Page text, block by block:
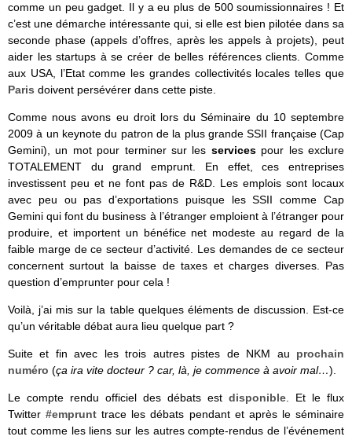
comme un peu gadget. Il y a eu plus de 500 soumissionnaires ! Et
c’est une démarche intéressante qui, si elle est bien pilotée dans sa
seconde phase (appels d’offres, après les appels à projets), peut
aider les startups à se créer de belles références clients. Comme
aux USA, l’Etat comme les grandes collectivités locales telles que
Paris doivent persévérer dans cette piste.
Comme nous avons eu droit lors du Séminaire du 10 septembre
2009 à un keynote du patron de la plus grande SSII française (Cap
Gemini), un mot pour terminer sur les servicespour les exclure
TOTALEMENT du grand emprunt. En effet, ces entreprises
investissent peu et ne font pas de R&D. Les emplois sont locaux
avec peu ou pas d’exportations puisque les SSII comme Cap
Gemini qui font du business à l’étranger emploient à l’étranger pour
produire, et importent un bénéfice net modeste au regard de la
faible marge de ce secteur d’activité. Les demandes de ce secteur
concernent surtout la baisse de taxes et charges diverses. Pas
question d’emprunter pour cela !
Voilà, j’ai mis sur la table quelques éléments de discussion. Est-ce
qu’un véritable débat aura lieu quelque part ?
Suite et fin avec les trois autres pistes de NKM au prochain
numéro (ça ira vite docteur ? car, là, je commence à avoir mal…).
Le compte rendu officiel des débats est disponible. Et le flux
Twitter#emprunt trace les débats pendant et après le séminaire
tout comme les liens sur les autres compte-rendus de l’événement